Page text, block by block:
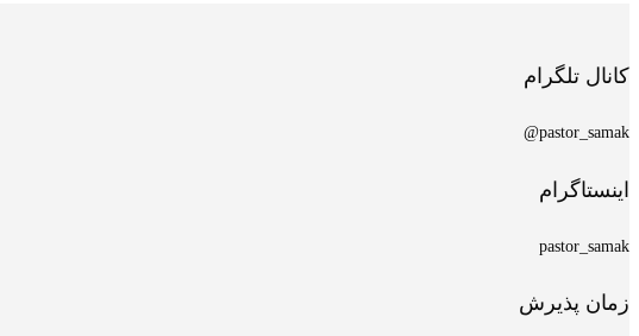
کانال تلگرام
pastor_samak@
اینستاگرام
pastor_samak
زمان پذیرش